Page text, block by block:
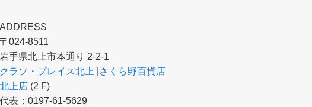
ADDRESS
〒024-8511
岩手県北上市本通り 2-2-1
クラソ・プレイス北上
さくら野百貨店
北上店(2 F)
代表：0197-61-5629